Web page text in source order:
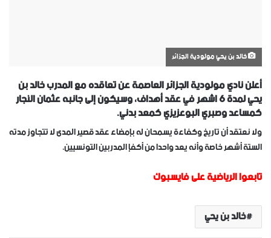
خالد بن يحي مولودية الجزائر
أعلن نادي مولودية الجزائر العاصمة عن تعاقده مع المدرب خالد بن
يحي لمدة 6 اشهر في عقد أهداف، وسيكون إلى جانبه عثمان النجار
كمساعد وصبري البوعزيزي كمعد بدني.
ولا نعتقد أن تاريخ وكفاءة يسمحان له بإمضاء عقد قصير المدى لا تتجاوز مدته
الستة أشهر خاصة وأنه يعد واحدا من أكفإ المدربين التونسيين.
تابعوا الرياضية على فايسبوك
خالد بن يحي